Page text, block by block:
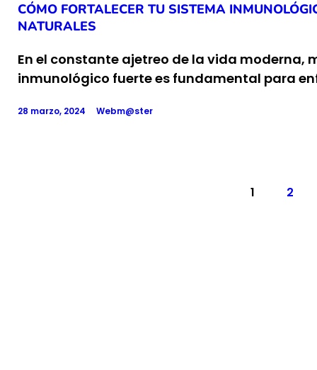
CÓMO FORTALECER TU SISTEMA
NATURALES
En el constante ajetreo de la vida moderna,
inmunológico fuerte es fundamental para
28 marzo, 2024 Webm@ster
PAGE
1 PAGE
2